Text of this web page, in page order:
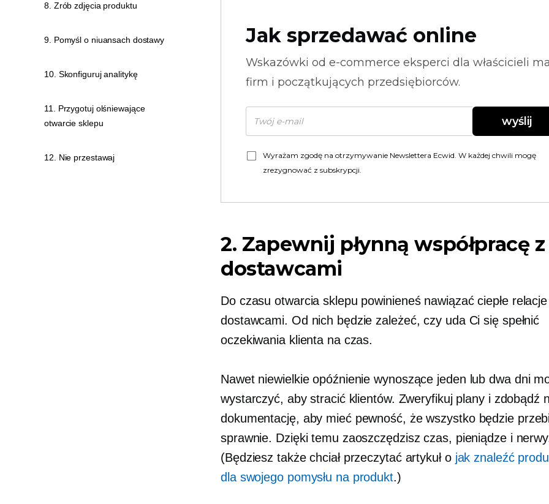
Jak sprzedawać online
Wskazówki od e-commerce eksperci dla właścicieli
firm i początkujących przedsiębiorców.
wyślij
Wyrażam zgodę na otrzymywanie Newslettera Ecwid. W każdej chwili mogę
zrezygnować z subskrypcji.
2. Zapewnij płynną współpracę z
dostawcami
Do czasu otwarcia sklepu powinieneś nawiązać ciepłe
dostawcami. Od nich będzie zależeć, czy uda Ci się spełnić
oczekiwania klienta na czas.
Nawet niewielkie opóźnienie wynoszące jeden lub dwa dni
wystarczyć, aby stracić klientów. Zweryfikuj plany i zdobądź
dokumentację, aby mieć pewność, że wszystko będzie
sprawnie. Dzięki temu zaoszczędzisz czas, pieniądze i
(Będziesz także chciał przeczytać artykuł o jak znaleźć
dla swojego pomysłu na produkt.)
8. Zrób zdjęcia produktu
9. Pomyśl o niuansach dostawy
10. Skonfiguruj analitykę
11. Przygotuj olśniewające
otwarcie sklepu
12. Nie przestawaj